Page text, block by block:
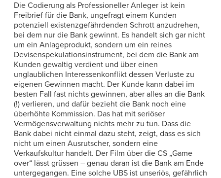
Die Codierung als Professioneller Anleger ist kein
Freibrief für die Bank, ungefragt einem Kunden
potenziell existenzgefährdenden Schrott anzudrehen,
bei dem nur die Bank gewinnt. Es handelt sich gar nicht
um ein Anlageprodukt, sondern um ein reines
Devisenspekulationsinstrument, bei dem die Bank am
Kunden gewaltig verdient und über einen
unglaublichen Interessenkonflikt dessen Verluste zu
eigenen Gewinnen macht. Der Kunde kann dabei im
besten Fall fast nichts gewinnen, aber alles an die Bank
(!) verlieren, und dafür bezieht die Bank noch eine
überhöhte Kommission. Das hat mit seriöser
Vermögensverwaltung nichts mehr zu tun. Dass die
Bank dabei nicht einmal dazu steht, zeigt, dass es sich
nicht um einen Ausrutscher, sondern eine
Verkaufskultur handelt. Der Film über die CS „Game
over“ lässt grüssen – genau daran ist die Bank am Ende
untergegangen. Eine solche UBS ist unseriös, gefährlich